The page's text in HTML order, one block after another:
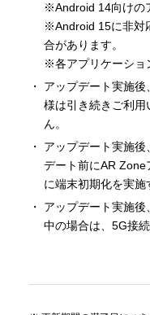
※Android 14向けの
※Android 15に非対
合があります。
※各アプリケーショ
アップデート実施
様は引き続きご利
ん。
アップデート実施
デート前にAR Zone
に端末初期化を実施
アップデート実施
中の場合は、5G接